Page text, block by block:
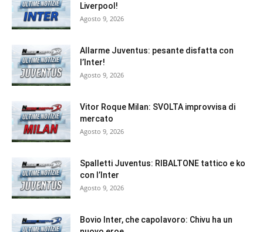
Liverpool!
Agosto 9, 2026
Allarme Juventus: pesante disfatta con
l’Inter!
Agosto 9, 2026
Vitor Roque Milan: SVOLTA improvvisa di
mercato
Agosto 9, 2026
Spalletti Juventus: RIBALTONE tattico e ko
con l’Inter
Agosto 9, 2026
Bovio Inter, che capolavoro: Chivu ha un